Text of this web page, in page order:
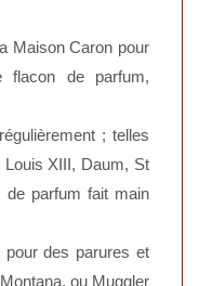
Maison Caron pour
flacon de parfum,
; telles
XIII, Daum, St
de parfum fait main
pour des parures et
ou Muggler